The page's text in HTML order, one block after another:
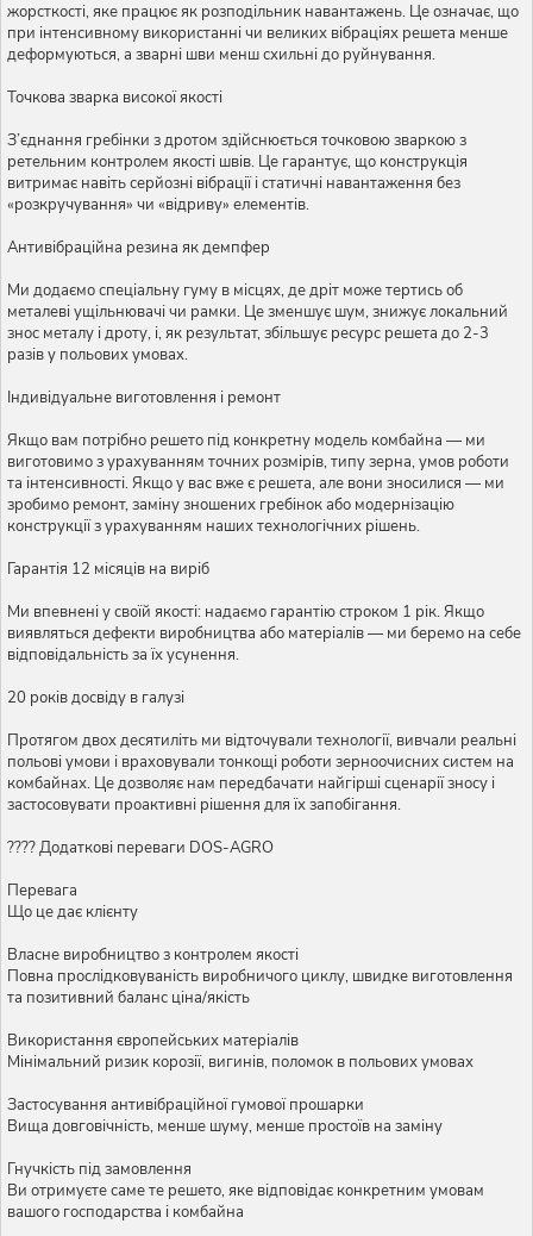
жорсткості, яке працює як розподільник навантажень. Це означає, що
при інтенсивному використанні чи великих вібраціях решета менше
деформуються, а зварні шви менш схильні до руйнування.
Точкова зварка високої якості
З’єднання гребінки з дротом здійснюється точковою зваркою з
ретельним контролем якості швів. Це гарантує, що конструкція
витримає навіть серйозні вібрації і статичні навантаження без
«розкручування» чи «відриву» елементів.
Антивібраційна резина як демпфер
Ми додаємо спеціальну гуму в місцях, де дріт може тертись об
металеві ущільнювачі чи рамки. Це зменшує шум, знижує локальний
знос металу і дроту, і, як результат, збільшує ресурс решета до 2-3
разів у польових умовах.
Індивідуальне виготовлення і ремонт
Якщо вам потрібно решето під конкретну модель комбайна — ми
виготовимо з урахуванням точних розмірів, типу зерна, умов роботи
та інтенсивності. Якщо у вас вже є решета, але вони зносилися — ми
зробимо ремонт, заміну зношених гребінок або модернізацію
конструкції з урахуванням наших технологічних рішень.
Гарантія 12 місяців на виріб
Ми впевнені у своїй якості: надаємо гарантію строком 1 рік. Якщо
виявляться дефекти виробництва або матеріалів — ми беремо на себе
відповідальність за їх усунення.
20 років досвіду в галузі
Протягом двох десятиліть ми відточували технології, вивчали реальні
польові умови і враховували тонкощі роботи зерноочисних систем на
комбайнах. Це дозволяє нам передбачати найгірші сценарії зносу і
застосовувати проактивні рішення для їх запобігання.
???? Додаткові переваги DOS-AGRO
Перевага
Що це дає клієнту
Власне виробництво з контролем якості
Повна прослідковуваність виробничого циклу, швидке виготовлення
та позитивний баланс ціна/якість
Використання європейських матеріалів
Мінімальний ризик корозії, вигинів, поломок в польових умовах
Застосування антивібраційної гумової прошарки
Вища довговічність, менше шуму, менше простоїв на заміну
Гнучкість під замовлення
Ви отримуєте саме те решето, яке відповідає конкретним умовам
вашого господарства і комбайна